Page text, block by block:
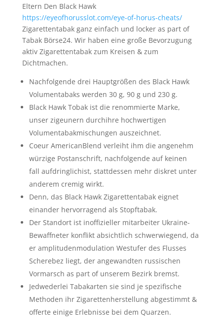
Eltern Den Black Hawk
https://eyeofhorusslot.com/eye-of-horus-cheats/
Zigarettentabak ganz einfach und locker as part of
Tabak Börse24. Wir haben eine große Bevorzugung
aktiv Zigarettentabak zum Kreisen & zum
Dichtmachen.
Nachfolgende drei Hauptgrößen des Black Hawk
Volumentabaks werden 30 g, 90 g und 230 g.
Black Hawk Tobak ist die renommierte Marke,
unser zigeunern durchihre hochwertigen
Volumentabakmischungen auszeichnet.
Coeur AmericanBlend verleiht ihm die angenehm
würzige Postanschrift, nachfolgende auf keinen
fall aufdringlichist, stattdessen mehr diskret unter
anderem cremig wirkt.
Denn, das Black Hawk Zigarettentabak eignet
einander hervorragend als Stopftabak.
Der Standort ist inoffizieller mitarbeiter Ukraine-
Bewaffneter konflikt absichtlich schwerwiegend, da
er amplitudenmodulation Westufer des Flusses
Scherebez liegt, der angewandten russischen
Vormarsch as part of unserem Bezirk bremst.
Jedwederlei Tabakarten sie sind je spezifische
Methoden ihr Zigarettenherstellung abgestimmt &
offerte einige Erlebnisse bei dem Quarzen.